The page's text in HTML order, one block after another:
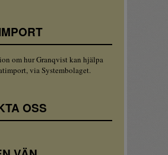
om hur Granqvist kan hjälpa
via Systembolaget.
OSS